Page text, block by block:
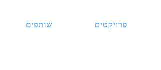
פרויקטים שותפים